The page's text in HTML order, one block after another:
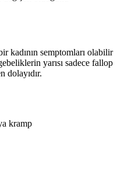
kadının semptomları olabilir
yarısı sadece fallop
dolayıdır.
kramp